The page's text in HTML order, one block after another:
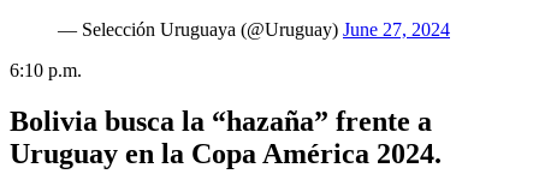
— Selección Uruguaya (@Uruguay) June 27, 2024
6:10 p.m.
Bolivia busca la “hazaña” frente a
Uruguay en la Copa América 2024.